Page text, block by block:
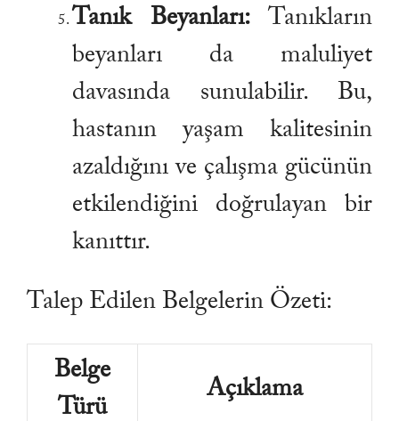
Tanık Beyanları:Tanıkların
beyanları da maluliyet
davasında sunulabilir. Bu,
hastanın yaşam kalitesinin
azaldığını ve çalışma gücünün
etkilendiğini doğrulayan bir
kanıttır.
Talep Edilen Belgelerin Özeti:
Belge
Türü
Açıklama